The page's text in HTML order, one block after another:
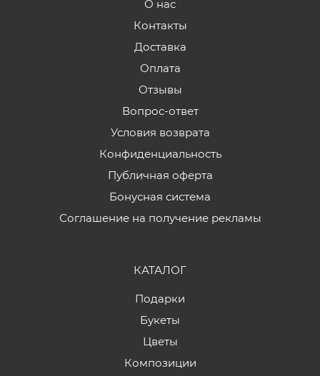
О нас
Контакты
Доставка
Оплата
Отзывы
Вопрос-ответ
Условия возврата
Конфиденциальность
Публичная оферта
Бонусная система
Соглашение на получение рекламы
КАТАЛОГ
Подарки
Букеты
Цветы
Композиции